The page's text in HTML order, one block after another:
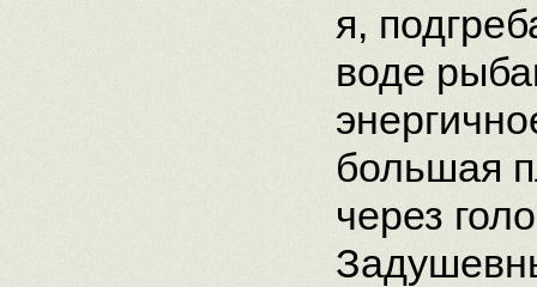
я,
воде
большая
через